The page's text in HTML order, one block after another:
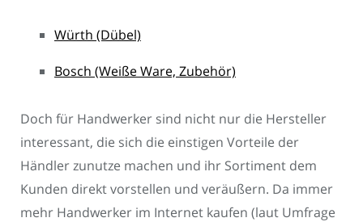
Würth (Dübel)
Bosch (Weiße Ware, Zubehör)
Doch für Handwerker sind nicht nur die Hersteller
interessant, die sich die einstigen Vorteile der
Händler zunutze machen und ihr Sortiment dem
Kunden direkt vorstellen und veräußern. Da immer
mehr Handwerker im Internet kaufen (laut Umfrage